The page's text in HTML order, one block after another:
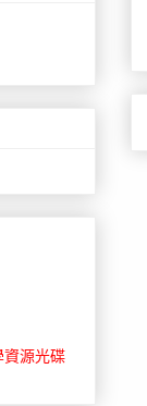
資源光碟